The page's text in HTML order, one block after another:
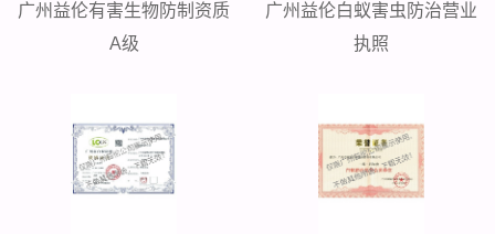
广州益伦有害生物防制资质
A级
广州益伦白蚁害虫防治营业
执照